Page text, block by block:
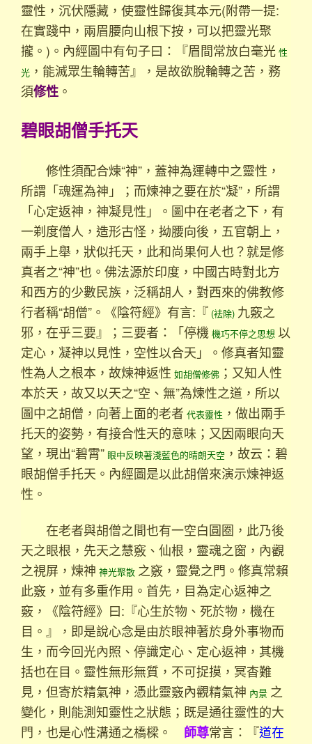
靈性，沉伏隱藏，使靈性歸復其本元(附帶一提:
在實踐中，兩眉腰向山根下按，可以把靈光聚
攏。)。內經圖中有句子曰：『眉間常放白毫光 性
光 ，能滅眾生輪轉苦』，是故欲脫輪轉之苦，務
須修性 。
碧眼胡僧手托天
修性須配合煉“神”，蓋神為運轉中之靈性，
所謂「魂運為神」；而煉神之要在於“凝”，所謂
「心定返神，神凝見性」。圖中在老者之下，有
一剃度僧人，造形古怪，拗腰向後，五官朝上，
兩手上舉，狀似托天，此和尚果何人也？就是修
真者之“神”也。佛法源於印度，中國古時對北方
和西方的少數民族，泛稱胡人，對西來的佛教修
行者稱“胡僧”。《陰符經》有言:『 (袪除) 九竅之
邪，在乎三要』；三要者：「停機 機巧不停之思想 以
定心，凝神以見性，空性以合天」。修真者知靈
性為人之根本，故煉神返性 如胡僧修佛 ；又知人性
本於天，故又以天之“空、無”為煉性之道，所以
圖中之胡僧，向著上面的老者 代表靈性 ，做出兩手
托天的姿勢，有接合性天的意味；又因兩眼向天
望，現出“碧霄” 眼中反映著淺藍色的晴朗天空 ，故云：碧
眼胡僧手托天。內經圖是以此胡僧來演示煉神返
性。
在老者與胡僧之間也有一空白圓圈，此乃後
天之眼根，先天之慧竅、仙根，靈魂之窗，內觀
之視屏，煉神 神光聚散 之竅，靈覺之門。修真常賴
此竅，並有多重作用。首先，目為定心返神之
竅，《陰符經》曰:『心生於物、死於物，機在
目。』，即是說心念是由於眼神著於身外事物而
生，而今回光內照、停識定心、定心返神，其機
括也在目。靈性無形無質，不可捉摸，冥杳難
見，但寄於精氣神，憑此靈竅內觀精氣神 內景 之
變化，則能測知靈性之狀態；既是通往靈性的大
門，也是心性溝通之橋樑。 師尊常言：『道在